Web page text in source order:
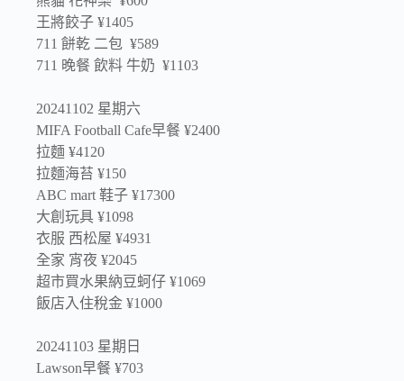
王將餃子 ¥1405
711 餅乾 二包 ¥589
711 晚餐 飲料 牛奶 ¥1103
20241102 星期六
MIFA Football Cafe早餐 ¥2400
拉麵 ¥4120
拉麵海苔 ¥150
ABC mart 鞋子 ¥17300
大創玩具 ¥1098
衣服 西松屋 ¥4931
全家 宵夜 ¥2045
超市買水果納豆蚵仔 ¥1069
飯店入住稅金 ¥1000
20241103 星期日
Lawson早餐 ¥703